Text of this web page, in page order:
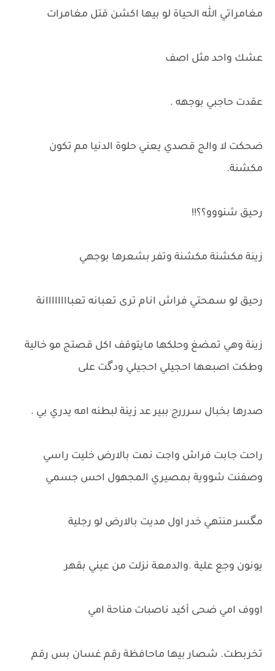
مغامراتي الله الحياة لو بيها اكشن قتل مغامرات
عشك واحد مثل اصف
عقدت حاجبي بوجهه .
ضحكت لا والج قصدي يعني حلوة الدنيا مم تكون
مكشنة.
رحيق شنووو؟؟!!
زينة مكشنة مكشنة وتفر بشعرها بوجهي
رحيق لو سمحتي فراش انام ترى تعبانه تعباااااااانة
زينة وهي تمضغ وحلكها مايتوقف اكل قصتج مو خالية
وطكت اصبعها احجيلي احجيلي ودگت على
صدرها بخبال سرررج ببير عد زينة لبطنه امه يدري بي .
راحت جابت فراش واجت نمت بالارض خليت راسي
وصفنت شووية بمصيري المجهول احس جسمي
مگسر منتهي خدر اول مديت بالارض لو رجلية
يونون وجع علية .والدمعة نزلت من عيني بقهر
اووف امي ضحى أكيد ناصبات مناحة امي
تخربطت. شصار بيها ماحافظة رقم غسان بس رقم